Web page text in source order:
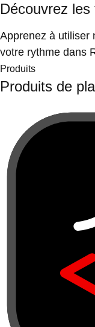
Découvrez
Apprenez à utiliser
votre rythme dans
Produits
Produits de